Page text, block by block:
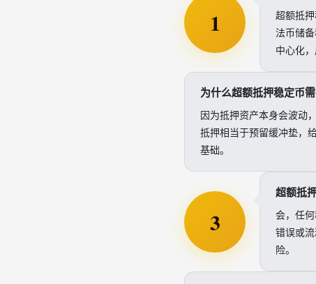
1
超额抵
法币储
中心化
为什么超额抵押稳定币需
因为抵押资产本身会波动
抵押相当于预留缓冲垫，
基础。
3
超额抵
会，任
错误或
险。